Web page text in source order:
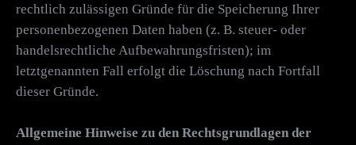
rechtlich zulässigen Gründe für die Speicherung Ihrer
personenbezogenen Daten haben (z. B. steuer- oder
handelsrechtliche Aufbewahrungsfristen); im
letztgenannten Fall erfolgt die Löschung nach Fortfall
dieser Gründe.
Allgemeine Hinweise zu den Rechtsgrundlagen der